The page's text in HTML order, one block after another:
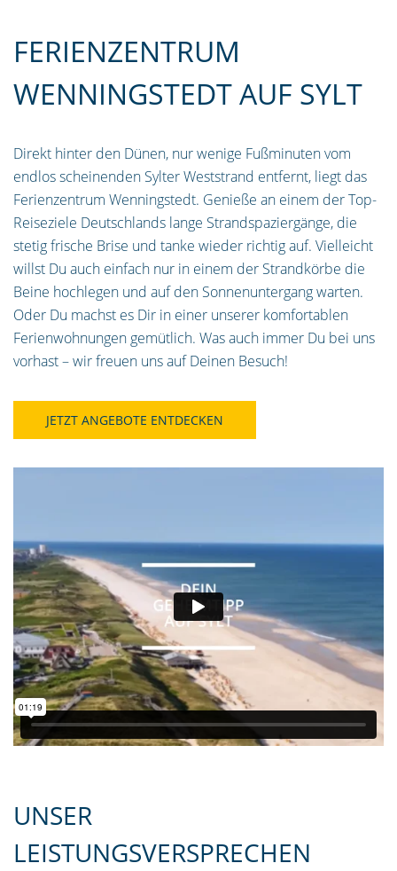
FERIENZENTRUM
WENNINGSTEDT AUF SYLT
Direkt hinter den Dünen, nur wenige Fußminuten vom
endlos scheinenden Sylter Weststrand entfernt, liegt das
Ferienzentrum Wenningstedt. Genieße an einem der Top-
Reiseziele Deutschlands lange Strandspaziergänge, die
stetig frische Brise und tanke wieder richtig auf. Vielleicht
willst Du auch einfach nur in einem der Strandkörbe die
Beine hochlegen und auf den Sonnenuntergang warten.
Oder Du machst es Dir in einer unserer komfortablen
Ferienwohnungen gemütlich. Was auch immer Du bei uns
vorhast – wir freuen uns auf Deinen Besuch!
JETZT ANGEBOTE ENTDECKEN
UNSER
LEISTUNGSVERSPRECHEN